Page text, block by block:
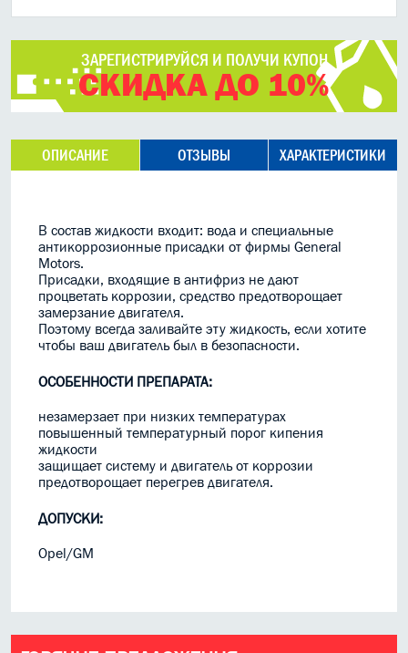
ЗАРЕГИСТРИРУЙСЯ И ПОЛУЧИ КУПОН
СКИДКА ДО 10%
ОПИСАНИЕ ОТЗЫВЫ ХАРАКТЕРИСТИКИ
В состав жидкости входит: вода и специальные
антикоррозионные присадки от фирмы General
Motors.
Присадки, входящие в антифриз не дают
процветать коррозии, средство предотворощает
замерзание двигателя.
Поэтому всегда заливайте эту жидкость, если хотите
чтобы ваш двигатель был в безопасности.
ОСОБЕННОСТИ ПРЕПАРАТА:
незамерзает при низких температурах
повышенный температурный порог кипения
жидкости
защищает систему и двигатель от коррозии
предотворощает перегрев двигателя.
ДОПУСКИ:
Opel/GM